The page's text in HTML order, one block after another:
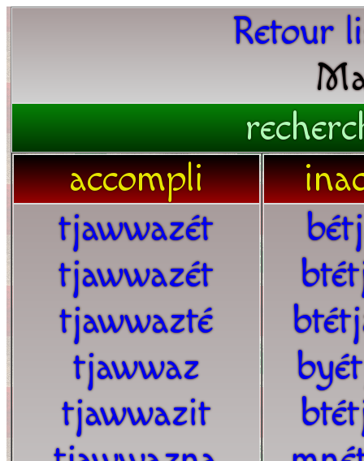
Retour
accompli
tjawwazét
tjawwazét
tjawwazté
tjawwaz
tjawwazit